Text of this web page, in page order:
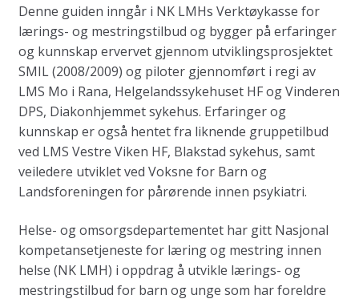
Denne guiden inngår i NK LMHs Verktøykasse for
lærings- og mestringstilbud og bygger på erfaringer
og kunnskap ervervet gjennom utviklingsprosjektet
SMIL (2008/2009) og piloter gjennomført i regi av
LMS Mo i Rana, Helgelandssykehuset HF og Vinderen
DPS, Diakonhjemmet sykehus. Erfaringer og
kunnskap er også hentet fra liknende gruppetilbud
ved LMS Vestre Viken HF, Blakstad sykehus, samt
veiledere utviklet ved Voksne for Barn og
Landsforeningen for pårørende innen psykiatri.
Helse- og omsorgsdepartementet har gitt Nasjonal
kompetansetjeneste for læring og mestring innen
helse (NK LMH) i oppdrag å utvikle lærings- og
mestringstilbud for barn og unge som har foreldre